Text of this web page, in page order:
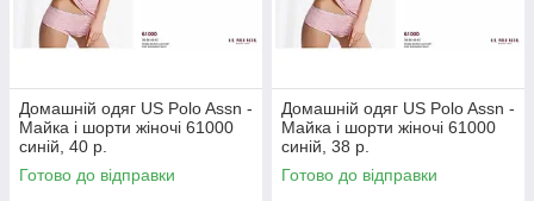
Домашній одяг US Polo Assn -
Майка і шорти жіночі 61000
синій, 40 р.
Готово до відправки
Домашній одяг US Polo Assn -
Майка і шорти жіночі 61000
синій, 38 р.
Готово до відправки